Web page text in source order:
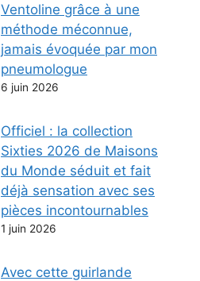
Ventoline grâce à une
méthode méconnue,
jamais évoquée par mon
pneumologue
6 juin 2026
Officiel : la collection
Sixties 2026 de Maisons
du Monde séduit et fait
déjà sensation avec ses
pièces incontournables
1 juin 2026
Avec cette guirlande